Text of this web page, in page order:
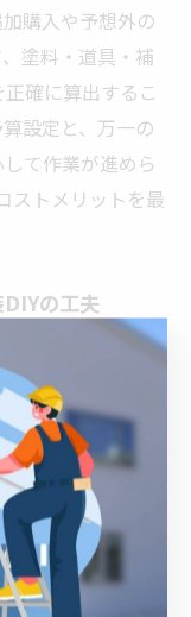
購入や予想外の
塗料・道具・補
確に算出するこ
設定と、万一の
て作業が進めら
ストメリットを最
の工夫
取りが重要で
間の無駄を省け
ェックし、雨を
防げます。ま
色選びを慎重に
現できます。こ
高品質な屋根外